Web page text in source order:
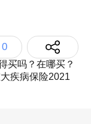
0
买吗？在哪买？
疾病保险2021